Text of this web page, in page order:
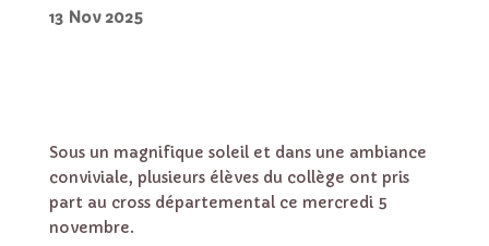
13 Nov 2025
Sous un magnifique soleil et dans une ambiance
conviviale, plusieurs élèves du collège ont pris
part au cross départemental ce mercredi 5
novembre.